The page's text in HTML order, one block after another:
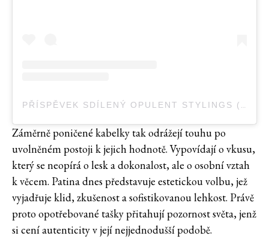
PŘÍSPĚVEK SDÍLENÝ OPULENT STYLINGS (@OPULENTSTYLINGS)
Záměrně poničené kabelky tak odrážejí touhu po
uvolněném postoji k jejich hodnotě. Vypovídají o vkusu,
který se neopírá o lesk a dokonalost, ale o osobní vztah
k věcem. Patina dnes představuje estetickou volbu, jež
vyjadřuje klid, zkušenost a sofistikovanou lehkost. Právě
proto opotřebované tašky přitahují pozornost světa, jenž
si cení autenticity v její nejjednodušší podobě.